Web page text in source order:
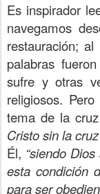
Es inspirador
navegamos
restauración;
palabras
sufre y otras
religiosos.
tema de la
Cristo sin la
Él, “siendo
esta condición
para ser